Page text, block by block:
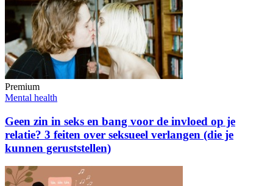
Premium
Mental health
Geen zin in seks en bang voor de invloed op je
relatie? 3 feiten over seksueel verlangen (die je
kunnen geruststellen)